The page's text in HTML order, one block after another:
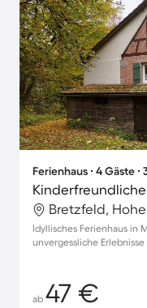
Ferienhaus ∙ 4 Gäste
Bretzfeld,
Idyllisches Ferienhaus in
unvergessliche
ab 47 €